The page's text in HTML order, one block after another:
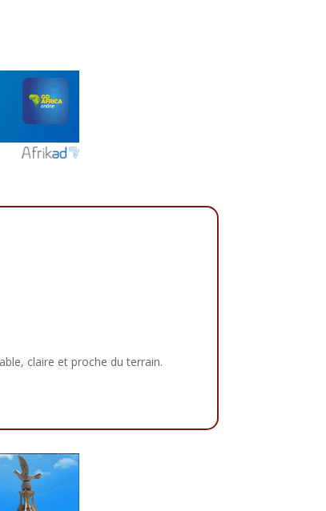
claire et proche du terrain.